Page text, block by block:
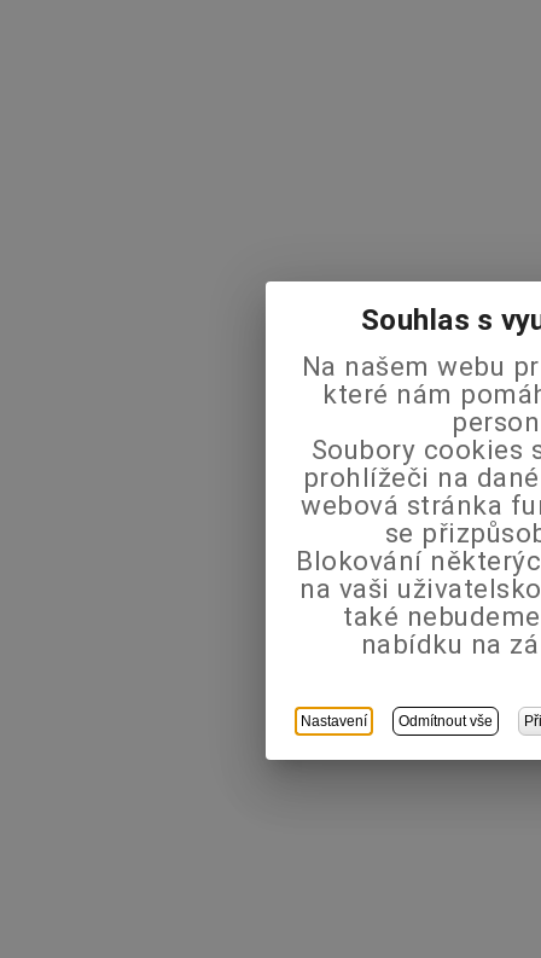
Souhlas s
Na našem webu
které nám
Soubory cookies
prohlížeči na
webová stránka
se
Blokování
na vaši
také
nabídku na
Nastavení Odmítnout vše